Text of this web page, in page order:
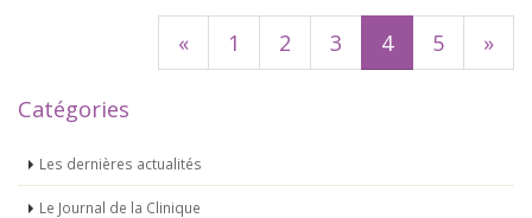
« 1 2 3 4 5 »
Catégories
Les dernières actualités
Le Journal de la Clinique